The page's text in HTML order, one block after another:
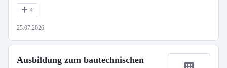
4
25.07.2026
Ausbildung zum bautechnischen